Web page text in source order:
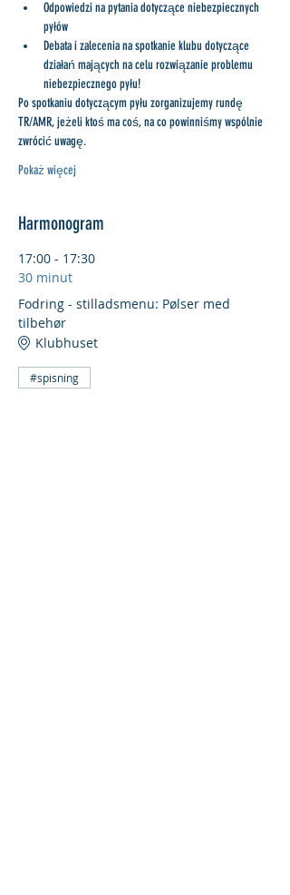
Odpowiedzi na pytania dotyczące niebezpiecznych
pyłów
Debata i zalecenia na spotkanie klubu dotyczące
działań mających na celu rozwiązanie problemu
niebezpiecznego pyłu!
Po spotkaniu dotyczącym pyłu zorganizujemy rundę
TR/AMR, jeżeli ktoś ma coś, na co powinniśmy wspólnie
zwrócić uwagę.
Pokaż więcej
Harmonogram
17:00 - 17:30
30 minut
Fodring - stilladsmenu: Pølser med
tilbehør
Klubhuset
#spisning